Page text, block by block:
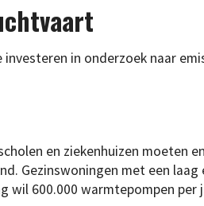
in onderzoek naar
en ziekenhuizen moeten
Gezinswoningen met een
wil 600.000 warmtepompen per